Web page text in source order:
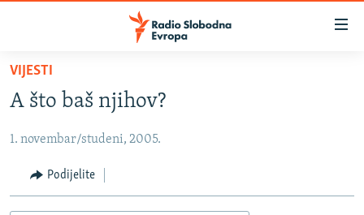
Pređite
glavni
Pređite
BOSNA I HERCEGOVINA
SRBIJA
KOSOVO
VIJESTI
A što baš njihov?
1. novembar/studeni, 2005.
Podijelite